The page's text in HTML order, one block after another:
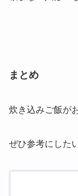
まとめ
炊き込みご飯が
ぜひ参考にした